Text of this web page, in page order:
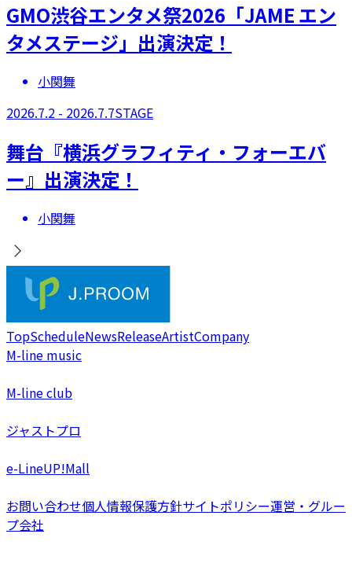
GMO渋谷エンタメ祭2026「JAME エン
タメステージ」出演決定！
小関舞
2026.7.2 - 2026.7.7STAGE
舞台『横浜グラフィティ・フォーエバ
ー』出演決定！
小関舞
TopScheduleNewsReleaseArtistCompany
M-line music
M-line club
ジャストプロ
e-LineUP!Mall
お問い合わせ個人情報保護方針サイトポリシー運営・グルー
プ会社